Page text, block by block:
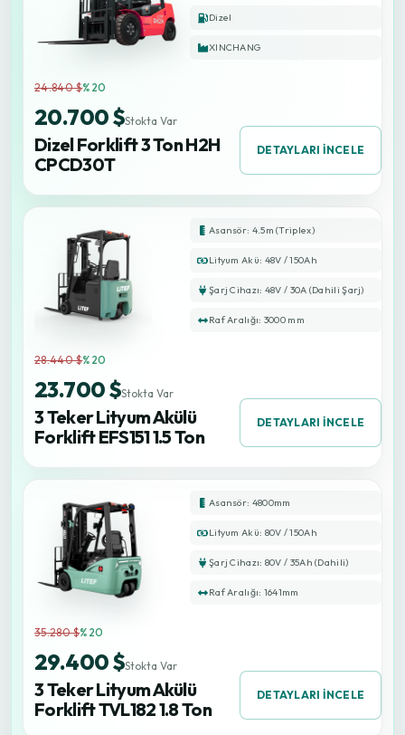
Dizel Forklift 3 Ton H2H
CPCD30T
24.840 $%20
20.700 $Stokta Var
DETAYLARI İNCELE
Dizel
XINCHANG
3 Teker Lityum Akülü
Forklift EFS151 1.5 Ton
28.440 $%20
23.700 $Stokta Var
DETAYLARI İNCELE
Asansör: 4.5m (Triplex)
Lityum Akü: 48V / 150Ah
Şarj Cihazı: 48V / 30A (Dahili Şarj)
Raf Aralığı: 3000 mm
3 Teker Lityum Akülü
Forklift TVL182 1.8 Ton
35.280 $%20
29.400 $Stokta Var
DETAYLARI İNCELE
Asansör: 4800mm
Lityum Akü: 80V / 150Ah
Şarj Cihazı: 80V / 35Ah (Dahili)
Raf Aralığı: 1641mm